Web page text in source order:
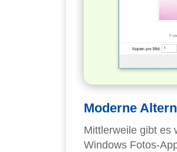
Moderne
Mittlerweile gibt es
Windows Fotos-